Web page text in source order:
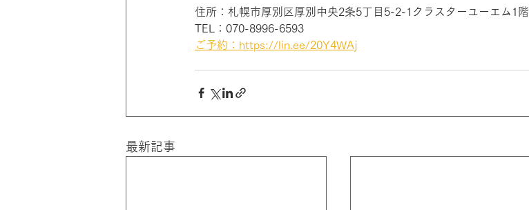
住所：札幌市厚別区厚別中央2条5丁目5-2-1クラスターユーエム1階
TEL：070-8996-6593
ご予約：https://lin.ee/20Y4WAj
最新記事